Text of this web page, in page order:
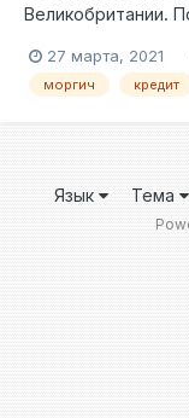
Великобритании.
специалист для
отказ в банке из-
доказать банку
27 марта, 2021
моргич кредит
Язык Тема